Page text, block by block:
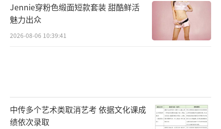
限公司、北京粒粒橙传媒有限公司、华文映像
（北京）影业有限公司、天津十间影视传媒有
限公司联合出品。电影将于2023年大年初一全
Jennie穿粉色缎面短款套装 甜酷鲜活
魅力出众
2026-08-06 10:39:41
中传多个艺术类取消艺考 依据文化课成
绩依次录取